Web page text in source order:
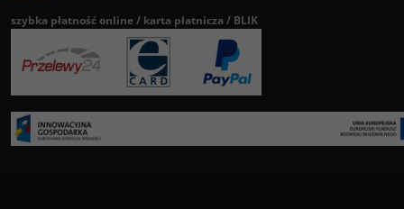
szybka płatność online / karta płatnicza / BLIK